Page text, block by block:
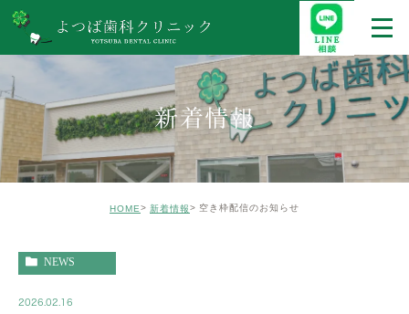
新着情報
HOME 新着情報 空き枠配信のお知らせ
NEWS
2026.02.16